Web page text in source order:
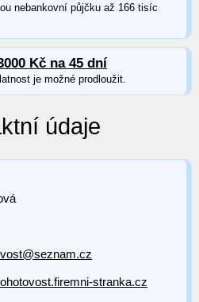
nebankovní půjčku až 166 tisíc
Kč na 45 dní
je možné prodloužit.
údaje
stranka.cz